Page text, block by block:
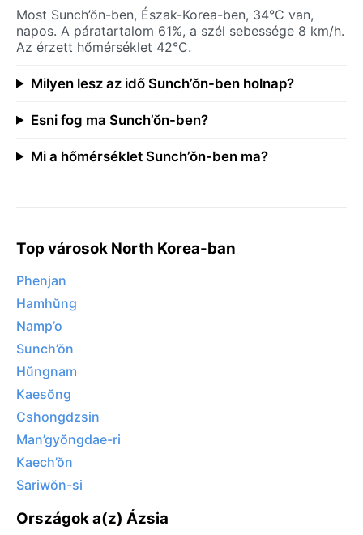
Most Sunch’ŏn-ben, Észak-Korea-ben, 34°C van,
napos. A páratartalom 61%, a szél sebessége 8 km/h.
Az érzett hőmérséklet 42°C.
Milyen lesz az idő Sunch’ŏn-ben holnap?
Esni fog ma Sunch’ŏn-ben?
Mi a hőmérséklet Sunch’ŏn-ben ma?
Top városok North Korea-ban
Phenjan
Hamhŭng
Namp’o
Sunch’ŏn
Hŭngnam
Kaesŏng
Cshongdzsin
Man’gyŏngdae-ri
Kaech’ŏn
Sariwŏn-si
Országok a(z) Ázsia